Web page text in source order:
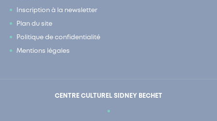
Inscription à la newsletter
Plan du site
Politique de confidentialité
Mentions légales
CENTRE CULTUREL SIDNEY BECHET